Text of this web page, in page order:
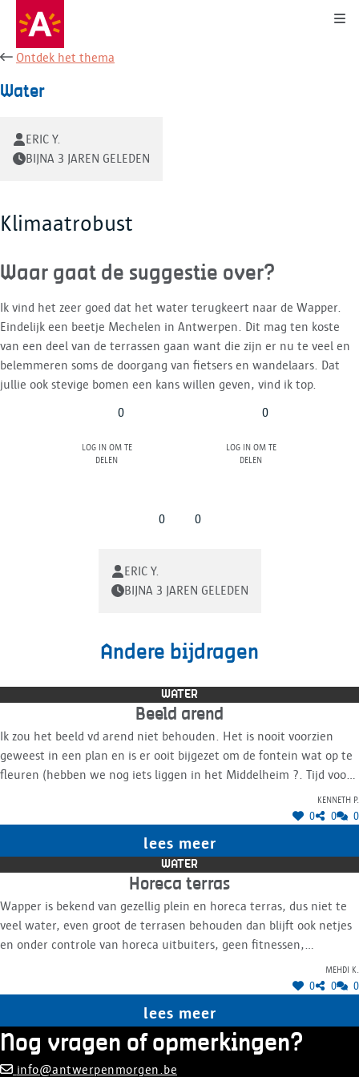
Ontdek het thema
Water
ERIC Y.
BIJNA 3 JAREN GELEDEN
Klimaatrobust
Waar gaat de suggestie over?
Ik vind het zeer goed dat het water terugkeert naar de Wapper.
Eindelijk een beetje Mechelen in Antwerpen. Dit mag ten koste
van een deel van de terrassen gaan want die zijn er nu te veel en
belemmeren soms de doorgang van fietsers en wandelaars. Dat
jullie ook stevige bomen een kans willen geven, vind ik top.
0
Log in om te
delen
0
Log in om te
delen
0 0
ERIC Y.
BIJNA 3 JAREN GELEDEN
Andere bijdragen
WATER
Beeld arend
Ik zou het beeld vd arend niet behouden. Het is nooit voorzien
geweest in een plan en is er ooit bijgezet om de fontein wat op te
fleuren (hebben we nog iets liggen in het Middelheim ?. Tijd voor
Kenneth P.
0 0 0
lees meer
WATER
Horeca terras
Wapper is bekend van gezellig plein en horeca terras, dus niet te
veel water, even groot de terrasen behouden dan blijft ook netjes
en onder controle van horeca uitbuiters, geen fitnessen,
verlichting van het water en bomen mooi voor avond en velig voor
Mehdi K.
0 0 0
lees meer
Nog vragen of opmerkingen?
info@antwerpenmorgen.be